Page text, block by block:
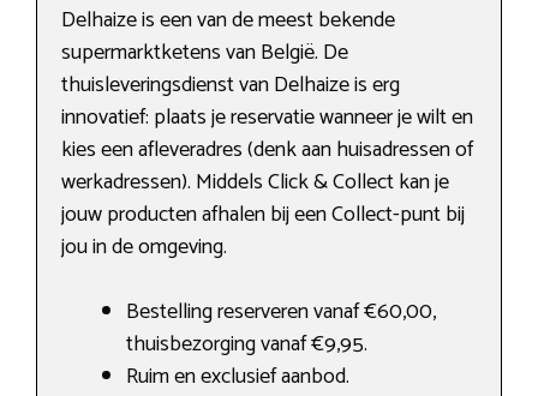
Delhaize is een van de meest bekende
supermarktketens van België. De
thuisleveringsdienst van Delhaize is erg
innovatief: plaats je reservatie wanneer je wilt en
kies een afleveradres (denk aan huisadressen of
werkadressen). Middels Click & Collect kan je
jouw producten afhalen bij een Collect-punt bij
jou in de omgeving.
Bestelling reserveren vanaf €60,00,
thuisbezorging vanaf €9,95.
Ruim en exclusief aanbod.